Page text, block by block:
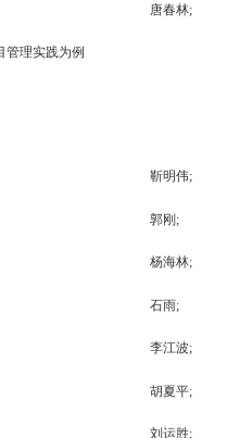
唐春林;
理实践为例
靳明伟;
郭刚;
杨海林;
石雨;
李江波;
胡夏平;
刘运胜;